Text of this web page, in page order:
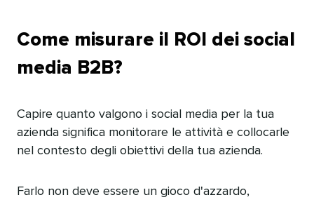
Come misurare il ROI dei social
media B2B?​​
Capire quanto valgono i social media per la tua
azienda significa monitorare le attività e collocarle
nel contesto degli obiettivi della tua azienda.​​
Farlo non deve essere un gioco d'azzardo,